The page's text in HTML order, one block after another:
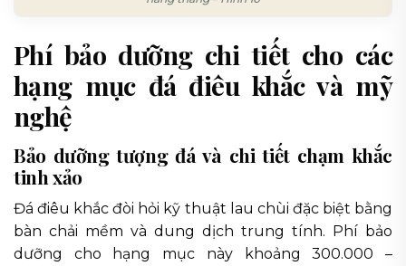
Phí bảo dưỡng chi tiết cho các
hạng mục đá điêu khắc và mỹ
nghệ
Bảo dưỡng tượng đá và chi tiết chạm khắc
tinh xảo
Đá điêu khắc đòi hỏi kỹ thuật lau chùi đặc biệt bằng
bàn chải mềm và dung dịch trung tính. Phí bảo
dưỡng cho hạng mục này khoảng 300.000 –